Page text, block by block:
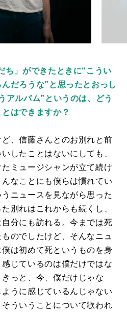
ち」ができたときに“こうい
だろうな”と思ったとおっし
アルバム”というのは、どう
はできますか？
ど、信藤さんとのお別れと前
したことはないにしても、
ミュージシャンが立て続け
なことにも僕らは慣れてい
ニュースを見ながら思った
別れはこれからも続くし、
分にも訪れる。今までは死
のでしたけど、そんなニュ
は初めて死というものを身
じているのは僕だけではな
っと、今、僕だけじゃな
うに感じているんじゃない
ういうことについて歌われ